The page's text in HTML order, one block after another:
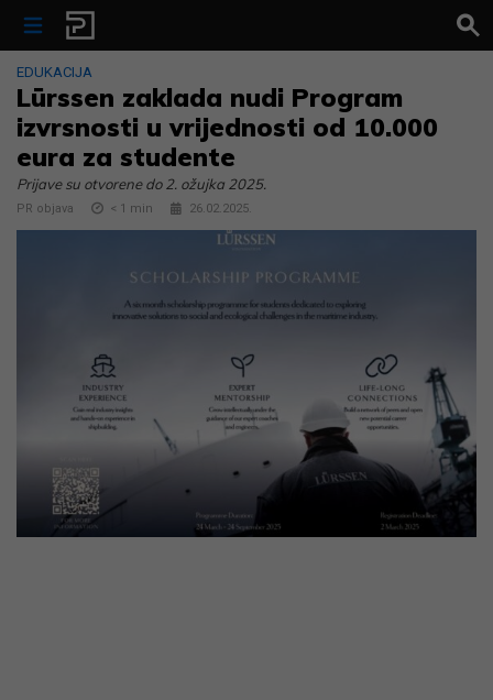
Skip to content
EDUKACIJA
Lürssen zaklada nudi Program
izvrsnosti u vrijednosti od 10.000
eura za studente
Prijave su otvorene do 2. ožujka 2025.
PR objava < 1 min 26.02.2025.